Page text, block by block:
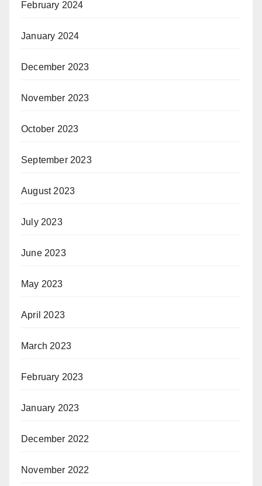
February 2024
January 2024
December 2023
November 2023
October 2023
September 2023
August 2023
July 2023
June 2023
May 2023
April 2023
March 2023
February 2023
January 2023
December 2022
November 2022